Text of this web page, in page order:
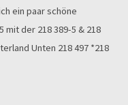
ein paar schöne
mit der 218 389-5 & 218
Unten 218 497 *218